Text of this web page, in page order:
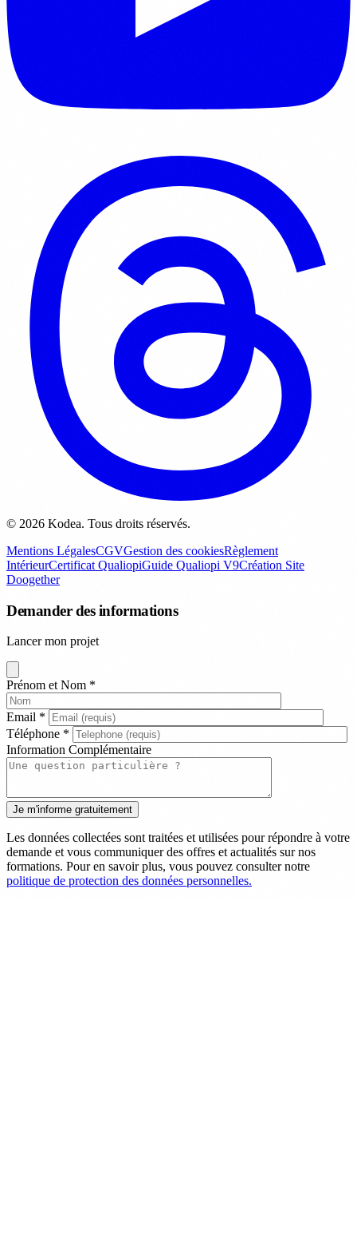
© 2026 Kodea. Tous droits réservés.
Mentions LégalesCGVGestion des cookiesRèglement
IntérieurCertificat QualiopiGuide Qualiopi V9Création Site
Doogether
Demander des informations
Lancer mon projet
Prénom et Nom *
Email *
Téléphone *
Information Complémentaire
Les données collectées sont traitées et utilisées pour répondre à votre
demande et vous communiquer des offres et actualités sur nos
formations. Pour en savoir plus, vous pouvez consulter notre
politique de protection des données personnelles.